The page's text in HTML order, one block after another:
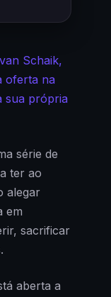
Schaik,
oferta na
sua própria
série de
ter ao
alegar
em
sacrificar
aberta a